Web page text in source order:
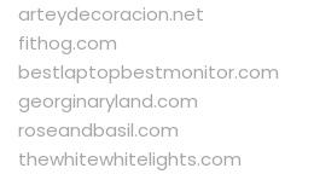
arteydecoracion.net
fithog.com
bestlaptopbestmonitor.com
georginaryland.com
roseandbasil.com
thewhitewhitelights.com